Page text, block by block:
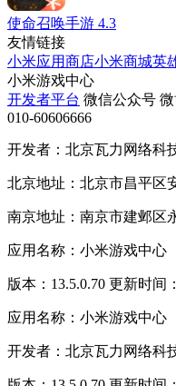
使命召唤手游 4.3
友情链接
小米应用商店小米商城英
小米游戏中心
开发者平台 微信公众号
010-60606666
开发者：北京瓦力网络科
北京地址：北京市昌平区
南京地址：南京市建邺区
应用名称：小米游戏中心
版本：13.5.0.70 更新时间
应用名称：小米游戏中心
开发者：北京瓦力网络科